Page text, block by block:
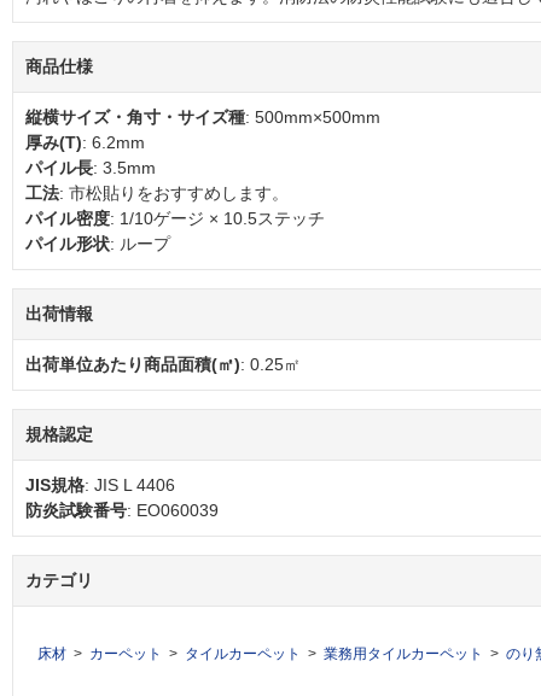
商品仕様
縦横サイズ・角寸・サイズ種: 500mm×500mm
厚み(T): 6.2mm
パイル長: 3.5mm
工法: 市松貼りをおすすめします。
パイル密度: 1/10ゲージ × 10.5ステッチ
パイル形状: ループ
出荷情報
出荷単位あたり商品面積(㎡): 0.25㎡
規格認定
JIS規格: JIS L 4406
防炎試験番号: EO060039
カテゴリ
床材 カーペット タイルカーペット 業務用タイルカーペット のり